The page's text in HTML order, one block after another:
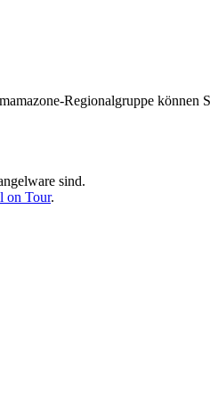
Regionalgruppe können
sind.
on Tour.